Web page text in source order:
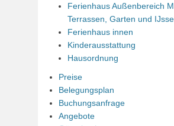
Ferienhaus Außenbereich
Terrassen, Garten und
Ferienhaus innen
Kinderausstattung
Hausordnung
Preise
Belegungsplan
Buchungsanfrage
Angebote